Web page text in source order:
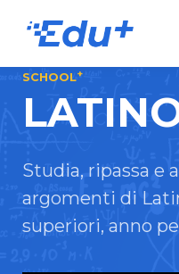
SCHOOL+
Studia, ripassa
argomenti di
superiori, anno